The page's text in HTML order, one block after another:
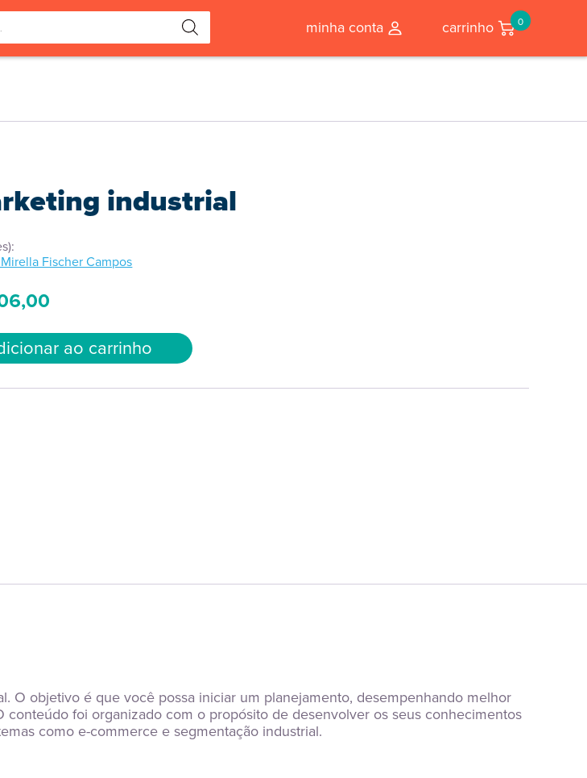
minha conta carrinho 0
industrial
Fischer Campos
ao carrinho
O objetivo é que você possa iniciar um planejamento, desempenhando melhor
foi organizado com o propósito de desenvolver os seus conhecimentos
como e-commerce e segmentação industrial.